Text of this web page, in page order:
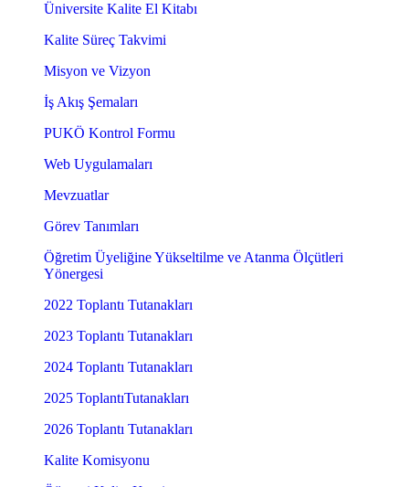
Üniversite Kalite El Kitabı
Kalite Süreç Takvimi
Misyon ve Vizyon
İş Akış Şemaları
PUKÖ Kontrol Formu
Web Uygulamaları
Mevzuatlar
Görev Tanımları
Öğretim Üyeliğine Yükseltilme ve Atanma Ölçütleri
Yönergesi
2022 Toplantı Tutanakları
2023 Toplantı Tutanakları
2024 Toplantı Tutanakları
2025 ToplantıTutanakları
2026 Toplantı Tutanakları
Kalite Komisyonu